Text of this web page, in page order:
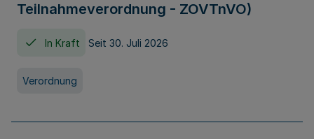
Teilnahmeverordnung - ZOVTnVO)
In Kraft Seit 30. Juli 2026
Verordnung